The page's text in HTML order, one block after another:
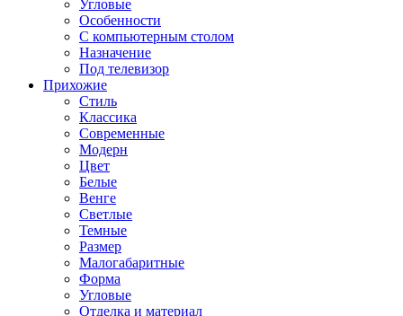
Угловые
Особенности
С компьютерным столом
Назначение
Под телевизор
Прихожие
Стиль
Классика
Современные
Модерн
Цвет
Белые
Венге
Светлые
Темные
Размер
Малогабаритные
Форма
Угловые
Отделка и материал